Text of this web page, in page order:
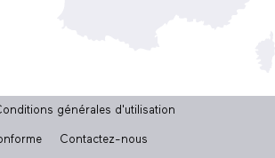
générales d'utilisation
Contactez-nous